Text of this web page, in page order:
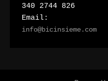
340 2744 826
Email:
info@bicinsieme.com